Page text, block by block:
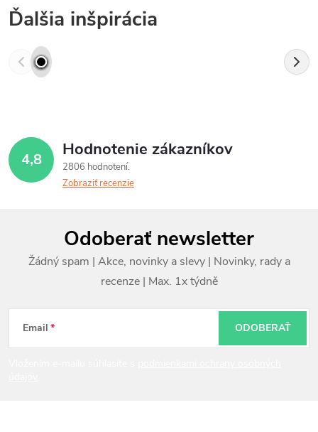
Ďalšia inšpirácia
4,8 Hodnotenie zákazníkov
2806 hodnotení
Zobraziť recenzie
ä
Odoberať newsletter
Email ODOBERAŤ